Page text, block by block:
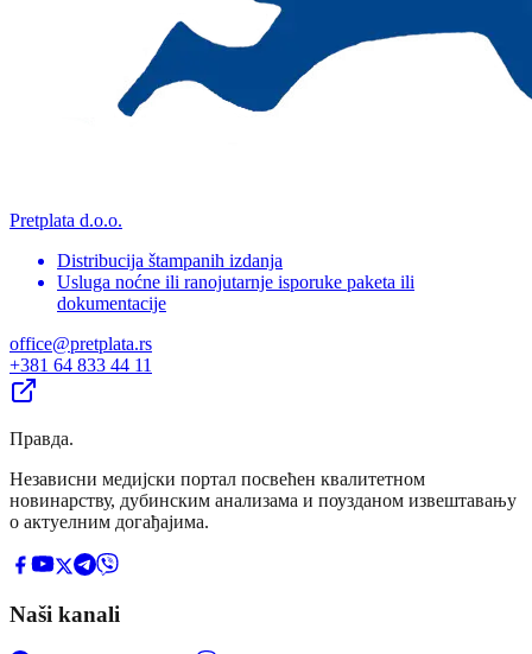
Pretplata d.o.o.
Distribucija štampanih izdanja
Usluga noćne ili ranojutarnje isporuke paketa ili
dokumentacije
office@pretplata.rs
+381 64 833 44 11
Правда.
Независни медијски портал посвећен квалитетном
новинарству, дубинским анализама и поузданом извештавању
о актуелним догађајима.
Naši kanali